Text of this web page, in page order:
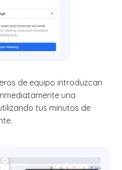
de equipo introduzcan
una
tus minutos de